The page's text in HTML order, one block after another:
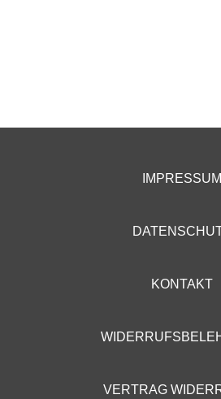
IMPRESSUM
KONTAKT
VERTRAG